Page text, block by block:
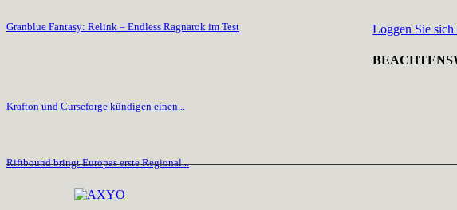
Granblue Fantasy: Relink – Endless Ragnarok im Test Loggen Sie sich
Krafton und Curseforge kündigen einen...
Riftbound bringt Europas erste Regional...